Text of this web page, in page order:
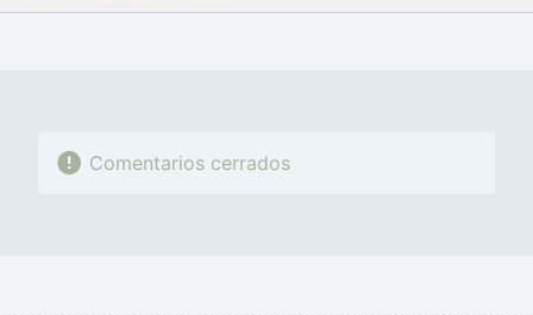
FACEBOOK
TWITTERFLIPBOARD
E-
WHATSAPP
Comentarios cerrados